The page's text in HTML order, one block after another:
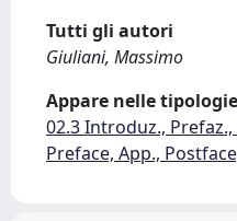
Tutti gli autori
Giuliani, Massimo
Appare nelle
02.3 Introduz.,
Preface, App.,